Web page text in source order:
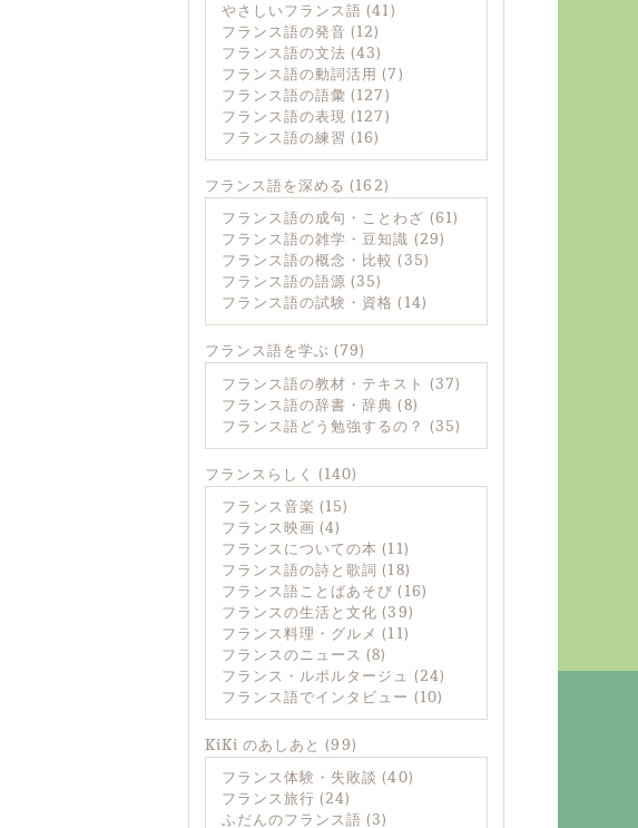
やさしいフランス語 (41)
フランス語の発音 (12)
フランス語の文法 (43)
フランス語の動詞活用 (7)
フランス語の語彙 (127)
フランス語の表現 (127)
フランス語の練習 (16)
フランス語を深める (162)
フランス語の成句・ことわざ (61)
フランス語の雑学・豆知識 (29)
フランス語の概念・比較 (35)
フランス語の語源 (35)
フランス語の試験・資格 (14)
フランス語を学ぶ (79)
フランス語の教材・テキスト (37)
フランス語の辞書・辞典 (8)
フランス語どう勉強するの？ (35)
フランスらしく (140)
フランス音楽 (15)
フランス映画 (4)
フランスについての本 (11)
フランス語の詩と歌詞 (18)
フランス語ことばあそび (16)
フランスの生活と文化 (39)
フランス料理・グルメ (11)
フランスのニュース (8)
フランス・ルポルタージュ (24)
フランス語でインタビュー (10)
KiKi のあしあと (99)
フランス体験・失敗談 (40)
フランス旅行 (24)
ふだんのフランス語 (3)